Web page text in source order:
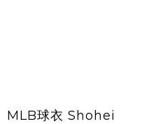
MLB球衣 Shohei